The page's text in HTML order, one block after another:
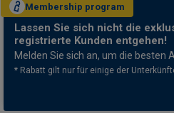
Membership program
Lassen Sie sich nicht die
registrierte Kunden entgehen!
Melden Sie sich an, um die besten
* Rabatt gilt nur für einige der